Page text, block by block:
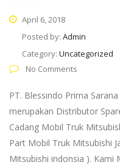
April 6, 2018
Posted by: Admin
Category: Uncategorized
No Comments
PT. Blessindo Prima
merupakan Distributor
Cadang Mobil Truk
Part Mobil Truk Mitsubishi
Mitsubishi indonsia ). Kami